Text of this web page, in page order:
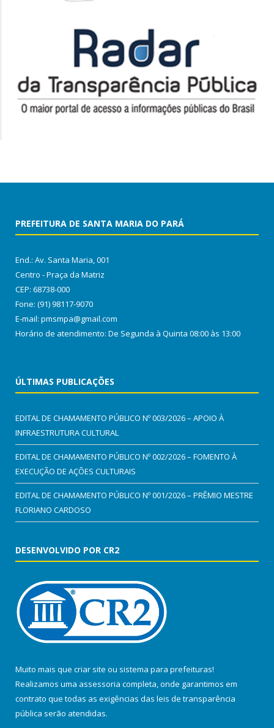
PREFEITURA DE SANTA MARIA DO PARÁ
End.: Av. Santa Maria, 001
Centro - Praça da Matriz
CEP: 68738-000
Fone: (91) 98117-9070
E-mail: pmsmpa@gmail.com
Horário de atendimento: De Segunda à Quinta 08:00 às 13:00
ÚLTIMAS PUBLICAÇÕES
EDITAL DE CHAMAMENTO PÚBLICO Nº 003/2026 – APOIO À
INFRAESTRUTURA CULTURAL
EDITAL DE CHAMAMENTO PÚBLICO Nº 002/2026 – FOMENTO À
EXECUÇÃO DE AÇÕES CULTURAIS
EDITAL DE CHAMAMENTO PÚBLICO Nº 001/2026 – PRÊMIO MESTRE
FLORIANO CARDOSO
DESENVOLVIDO POR CR2
Muito mais que criar site ou sistema para prefeituras!
Realizamos uma assessoria completa, onde garantimos em
contrato que todas as exigências das leis de transparência
pública serão atendidas.